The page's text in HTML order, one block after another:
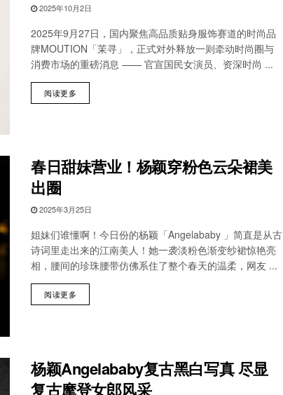
2025年10月2日
2025年9月27日，国内聚焦高品质贴身服饰赛道的时尚品
牌MOUTION「茉寻」，正式对外释放一则牵动时尚圈与
消费市场的重磅消息 —— 官宣国民女演员、资深时尚 ...
阅读更多
春日甜妹营业！杨颖穿粉色云朵裙美
出圈
2025年3月25日
姐妹们谁懂啊！今日份的杨颖「Angelababy 」简直是从古
诗词里走出来的江南美人！她一袭淡粉色渐变纱裙惊艳亮
相，腰间的珍珠腰带仿佛系住了整个春天的温柔，网友 ...
阅读更多
杨颖Angelababy复古黑白写真 尽显
复古摩登女郎风采